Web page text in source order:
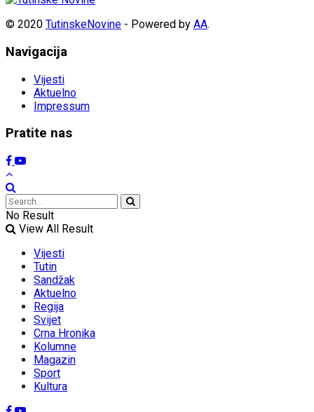
© 2020 TutinskeNovine - Powered by AA.
Navigacija
Vijesti
Aktuelno
Impressum
Pratite nas
No Result
View All Result
Vijesti
Tutin
Sandžak
Aktuelno
Regija
Svijet
Crna Hronika
Kolumne
Magazin
Sport
Kultura